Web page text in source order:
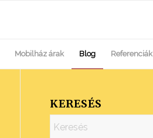
Mobilház árak Blog Referenciák
KERESÉS